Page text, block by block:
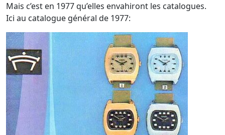
Mais c’est en 1977 qu’elles envahiront les catalogues.
Ici au catalogue général de 1977: